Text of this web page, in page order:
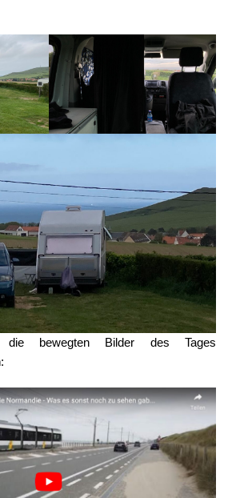
bewegten Bilder des Tages